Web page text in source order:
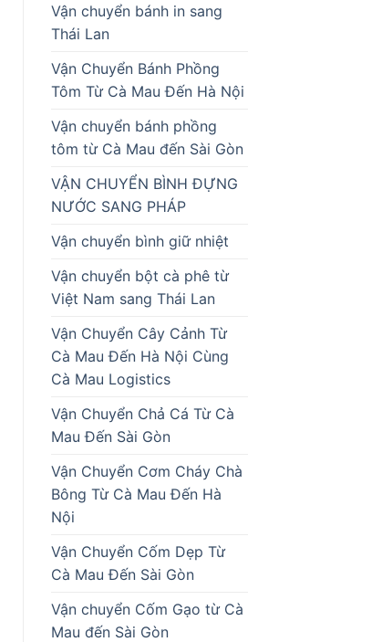
Vận chuyển bánh in sang
Thái Lan
Vận Chuyển Bánh Phồng
Tôm Từ Cà Mau Đến Hà Nội
Vận chuyển bánh phồng
tôm từ Cà Mau đến Sài Gòn
VẬN CHUYỂN BÌNH ĐỰNG
NƯỚC SANG PHÁP
Vận chuyển bình giữ nhiệt
Vận chuyển bột cà phê từ
Việt Nam sang Thái Lan
Vận Chuyển Cây Cảnh Từ
Cà Mau Đến Hà Nội Cùng
Cà Mau Logistics
Vận Chuyển Chả Cá Từ Cà
Mau Đến Sài Gòn
Vận Chuyển Cơm Cháy Chà
Bông Từ Cà Mau Đến Hà
Nội
Vận Chuyển Cốm Dẹp Từ
Cà Mau Đến Sài Gòn
Vận chuyển Cốm Gạo từ Cà
Mau đến Sài Gòn